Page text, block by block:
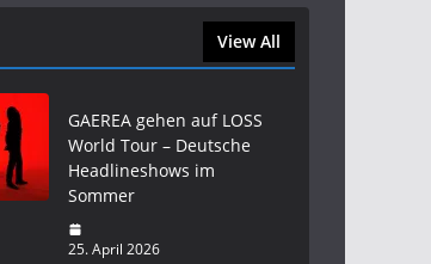
View All
GAEREA gehen auf LOSS
World Tour – Deutsche
Headlineshows im
Sommer
25. April 2026